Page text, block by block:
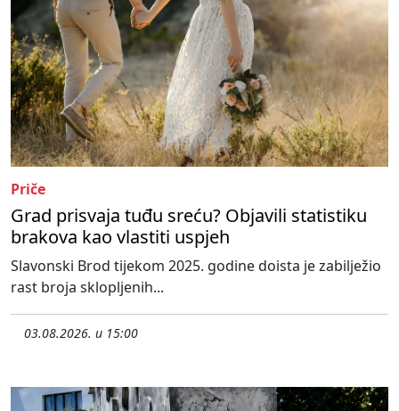
Priče
Grad prisvaja tuđu sreću? Objavili statistiku
brakova kao vlastiti uspjeh
Slavonski Brod tijekom 2025. godine doista je zabilježio
rast broja sklopljenih...
03.08.2026. u 15:00